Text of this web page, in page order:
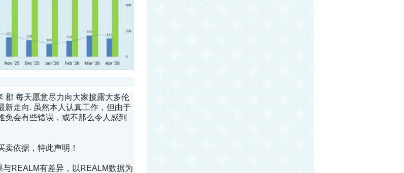
郡 每天愿意尽力向大家披露大多伦
新走向. 虽然本人认真工作，但由于
会有些错误，或不那么令人感到
依据，特此声明！
REALM有差异，以REALM数据为